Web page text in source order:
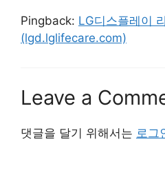
Pingback: LG디스플레이
(lgd.lglifecare.com)
Leave a
댓글을 달기 위해서는 로그